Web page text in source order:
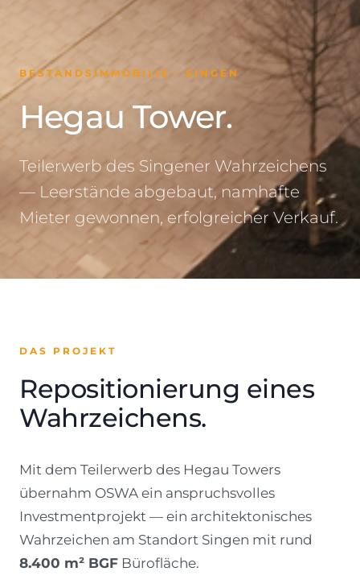
BESTANDSIMMOBILIE · SINGEN
Hegau Tower.
Teilerwerb des Singener Wahrzeichens
— Leerstände abgebaut, namhafte
Mieter gewonnen, erfolgreicher Verkauf.
DAS PROJEKT
Repositionierung eines
Wahrzeichens.
Mit dem Teilerwerb des Hegau Towers
übernahm OSWA ein anspruchsvolles
Investmentprojekt — ein architektonisches
Wahrzeichen am Standort Singen mit rund
8.400 m² BGF Bürofläche.